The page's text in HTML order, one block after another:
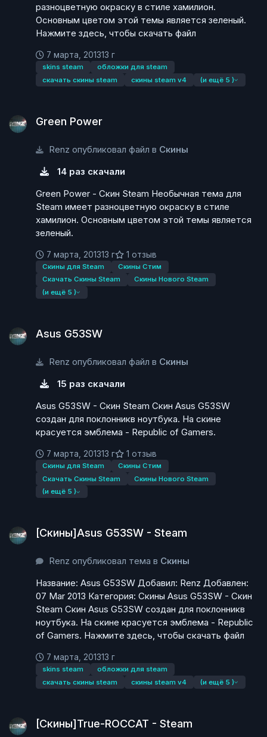
разноцветную окраску в стиле хамилион.
Основным цветом этой темы является зеленый.
Нажмите здесь, чтобы скачать файл
7 марта, 201313 г
skins steam
обложки для steam
скачать скины steam
скины steam v4 (и ещё 5 )
Green Power
Renz опубликовал файл в Скины
14 раз скачали
Green Power - Скин Steam Необычная тема для
Steam имеет разноцветную окраску в стиле
хамилион. Основным цветом этой темы является
зеленый.
7 марта, 201313 г 1 отзыв
Скины для Steam
Скины Стим
Скачать Скины Steam
Скины Нового Steam
(и ещё 5 )
Asus G53SW
Renz опубликовал файл в Скины
15 раз скачали
Asus G53SW - Скин Steam Скин Asus G53SW
создан для поклонникв ноутбука. На скине
красуется эмблема - Republic of Gamers.
7 марта, 201313 г 1 отзыв
Скины для Steam
Скины Стим
Скачать Скины Steam
Скины Нового Steam
(и ещё 5 )
[Скины]Asus G53SW - Steam
Renz опубликовал тема в Скины
Название: Asus G53SW Добавил: Renz Добавлен:
07 Mar 2013 Категория: Скины Asus G53SW - Скин
Steam Скин Asus G53SW создан для поклонникв
ноутбука. На скине красуется эмблема - Republic
of Gamers. Нажмите здесь, чтобы скачать файл
7 марта, 201313 г
skins steam
обложки для steam
скачать скины steam
скины steam v4 (и ещё 5 )
[Скины]True-ROCCAT - Steam